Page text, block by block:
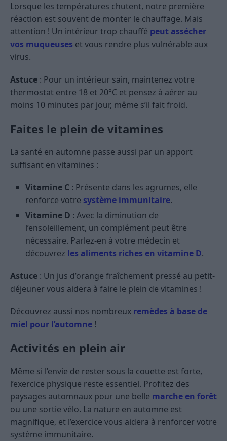
Lorsque les températures chutent, notre première
réaction est souvent de monter le chauffage. Mais
attention ! Un intérieur trop chauffé peut assécher
vos muqueuses et vous rendre plus vulnérable aux
virus.
Astuce : Pour un intérieur sain, maintenez votre
thermostat entre 18 et 20°C et pensez à aérer au
moins 10 minutes par jour, même s’il fait froid.
Faites le plein de vitamines
La santé en automne passe aussi par un apport
suffisant en vitamines :
Vitamine C : Présente dans les agrumes, elle
renforce votre système immunitaire.
Vitamine D : Avec la diminution de
l’ensoleillement, un complément peut être
nécessaire. Parlez-en à votre médecin et
découvrez les aliments riches en vitamine D.
Astuce : Un jus d’orange fraîchement pressé au petit-
déjeuner vous aidera à faire le plein de vitamines !
Découvrez aussi nos nombreux remèdes à base de
miel pour l’automne !
Activités en plein air
Même si l’envie de rester sous la couette est forte,
l’exercice physique reste essentiel. Profitez des
paysages automnaux pour une belle marche en forêt
ou une sortie vélo. La nature en automne est
magnifique, et l’exercice vous aidera à renforcer votre
système immunitaire.